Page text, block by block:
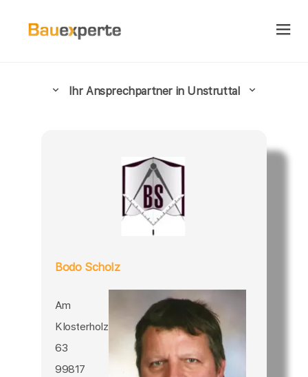
Ihr Ansprechpartner in Unstruttal
Bodo Scholz
Am
Klosterholz
63
99817